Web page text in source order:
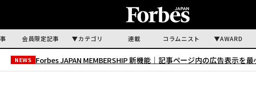
会員限定記事 カテゴリ 連載 コラムニスト AWARD
NEWS Forbes JAPAN MEMBERSHIP 新機能｜ 記事ページ内の広告表示を